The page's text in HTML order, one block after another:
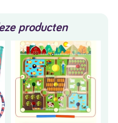
producten